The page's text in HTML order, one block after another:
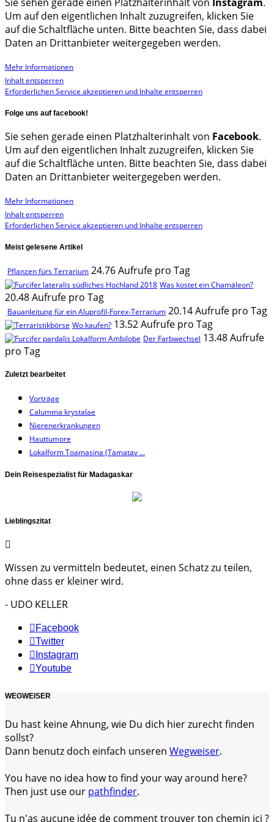
Um auf den eigentlichen Inhalt zuzugreifen, klicken Sie
auf die Schaltfläche unten. Bitte beachten Sie, dass dabei
Daten an Drittanbieter weitergegeben werden.
Mehr Informationen
Inhalt entsperren
Erforderlichen Service akzeptieren und Inhalte entsperren
Folge uns auf facebook!
Sie sehen gerade einen Platzhalterinhalt von Facebook.
Um auf den eigentlichen Inhalt zuzugreifen, klicken Sie
auf die Schaltfläche unten. Bitte beachten Sie, dass dabei
Daten an Drittanbieter weitergegeben werden.
Mehr Informationen
Inhalt entsperren
Erforderlichen Service akzeptieren und Inhalte entsperren
Meist gelesene Artikel
Pflanzen fürs Terrarium 24.76 Aufrufe pro Tag
Was kostet ein Chamäleon?
20.48 Aufrufe pro Tag
Bauanleitung für ein Aluprofil-Forex-Terrarium 20.14 Aufrufe pro Tag
Wo kaufen? 13.52 Aufrufe pro Tag
Der Farbwechsel 13.48 Aufrufe
pro Tag
Zuletzt bearbeitet
Vorträge
Calumma krystalae
Nierenerkrankungen
Hauttumore
Lokalform Toamasina (Tamatav ...
Dein Reisespezialist für Madagaskar
Lieblingszitat
Wissen zu vermitteln bedeutet, einen Schatz zu teilen,
ohne dass er kleiner wird.
- UDO KELLER
Facebook
Twitter
Instagram
Youtube
WEGWEISER
Du hast keine Ahnung, wie Du dich hier zurecht finden
sollst?
Dann benutz doch einfach unseren Wegweiser.
You have no idea how to find your way around here?
Then just use our pathfinder.
Tu n'as aucune idée de comment trouver ton chemin ici ?